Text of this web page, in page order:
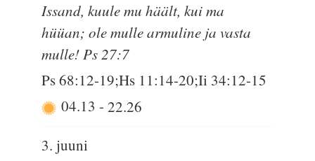
Issand, kuule mu häält, kui ma
hüüan; ole mulle armuline ja vasta
mulle! Ps 27:7
Ps 68:12-19;Hs 11:14-20;Ii 34:12-15
04.13 - 22.26
3. juuni